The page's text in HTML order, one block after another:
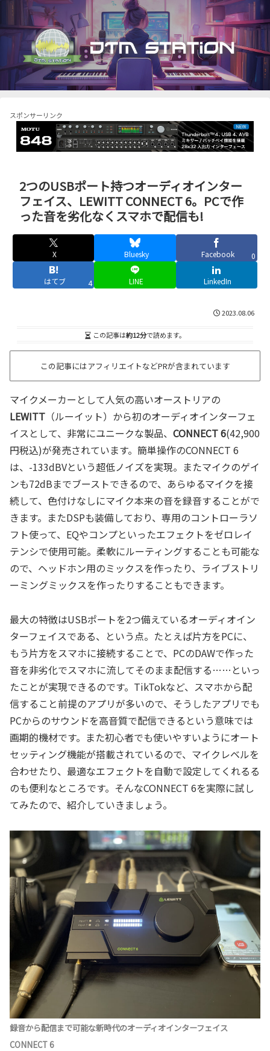
スポンサーリンク
2つのUSBポート持つオーディオインター
フェイス、LEWITT CONNECT 6。PCで作
った音を劣化なくスマホで配信も!
X Bluesky Facebook 0
はてブ 4 LINE LinkedIn
2023.08.06
この記事は約12分で読めます。
この記事にはアフィリエイトなどPRが含まれています
マイクメーカーとして人気の高いオーストリアの
LEWITT （ルーイット）から初のオーディオインターフェ
イスとして、非常にユニークな製品、 CONNECT 6(42,900
円税込)が発売されています。簡単操作のCONNECT 6
は、-133dBVという超低ノイズを実現。またマイクのゲイ
ンも72dBまでブーストできるので、あらゆるマイクを接
続して、色付けなしにマイク本来の音を録音することがで
きます。またDSPも装備しており、専用のコントローラソ
フト使って、EQやコンプといったエフェクトをゼロレイ
テンシで使用可能。柔軟にルーティングすることも可能な
ので、ヘッドホン用のミックスを作ったり、ライブストリ
ーミングミックスを作ったりすることもできます。
最大の特徴はUSBポートを2つ備えているオーディオイン
ターフェイスである、という点。たとえば片方をPCに、
もう片方をスマホに接続することで、PCのDAWで作った
音を非劣化でスマホに流してそのまま配信する……といっ
たことが実現できるのです。TikTokなど、スマホから配
信すること前提のアプリが多いので、そうしたアプリでも
PCからのサウンドを高音質で配信できるという意味では
画期的機材です。また初心者でも使いやすいようにオート
セッティング機能が搭載されているので、マイクレベルを
合わせたり、最適なエフェクトを自動で設定してくれるる
のも便利なところです。そんなCONNECT 6を実際に試し
てみたので、紹介していきましょう。
録音から配信まで可能な新時代のオーディオインターフェイス
CONNECT 6